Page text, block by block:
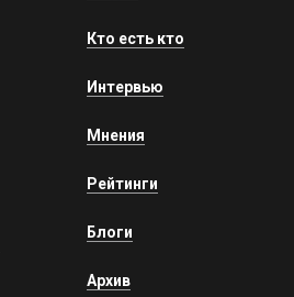
Кто есть кто
Интервью
Мнения
Рейтинги
Блоги
Архив